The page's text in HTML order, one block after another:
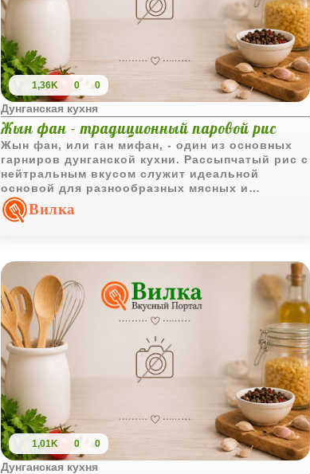
1,36K 0 0
Дунганская кухня
Жын фан - традиционный паровой рис
Жын фан, или ган мифан, - один из основных
гарниров дунганской кухни. Рассыпчатый рис с
нейтральным вкусом служит идеальной
основой для разнообразных мясных и
овощных соусов.
Вилка
1,01K 0 0
Дунганская кухня